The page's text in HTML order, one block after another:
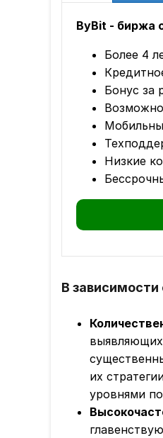
ByBit - биржа
Более 4
Бонус за
Низкие
В зависимости
их
уровнями